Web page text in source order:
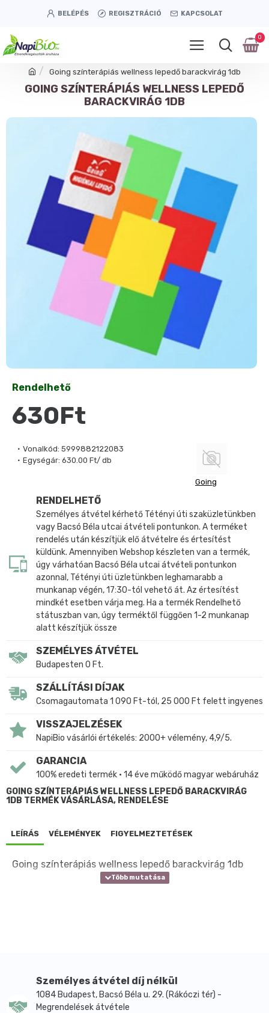
BELÉPÉS REGISZTRÁCIÓ KAPCSOLAT
0
Going színterápiás wellness lepedő barackvirág 1db
GOING SZÍNTERÁPIÁS WELLNESS LEPEDŐ
BARACKVIRÁG 1DB
Vonalkód: 5999882122083
Egységár: 630.00 Ft/ db
Going
Rendelhető
630Ft
RENDELHETŐ
Személyes átvétel kérhető Tétényi úti szaküzletünkben
vagy Bacsó Béla utcai átvételi pontunkon. A terméket
rendelés után készítjük elő átvételre és értesítést
küldünk. Amennyiben Webshop készleten van a termék,
úgy várhatóan Bacsó Béla utcai átvételi pontunkon
azonnal, Tétényi úti üzletünkben leghamarabb a
munkanap végén, 17:30-tól vehető át. Az értesítést
mindkét esetben várja meg. Ha a termék Rendelhető
státuszban van, úgy terméktől függően 1-2 munkanap
alatt készítjük össze
SZEMÉLYES ÁTVÉTEL
Budapesten 0 Ft.
SZÁLLÍTÁSI DÍJAK
Csomagautomata 1 090 Ft-tól, 25 000 Ft felett ingyenes
VISSZAJELZÉSEK
NapiBio vásárlói értékelés: 2000+ vélemény, 4,9/5.
GARANCIA
100% eredeti termék • 14 éve működő magyar webáruház
GOING SZÍNTERÁPIÁS WELLNESS LEPEDŐ BARACKVIRÁG
1DB TERMÉK VÁSÁRLÁSA, RENDELÉSE
LEÍRÁS VÉLEMÉNYEK FIGYELMEZTETÉSEK
Going színterápiás wellness lepedő barackvirág 1db
Személyes átvétel díj nélkül
1084 Budapest, Bacsó Béla u. 29. (Rákóczi tér) -
Megrendelések átvétele